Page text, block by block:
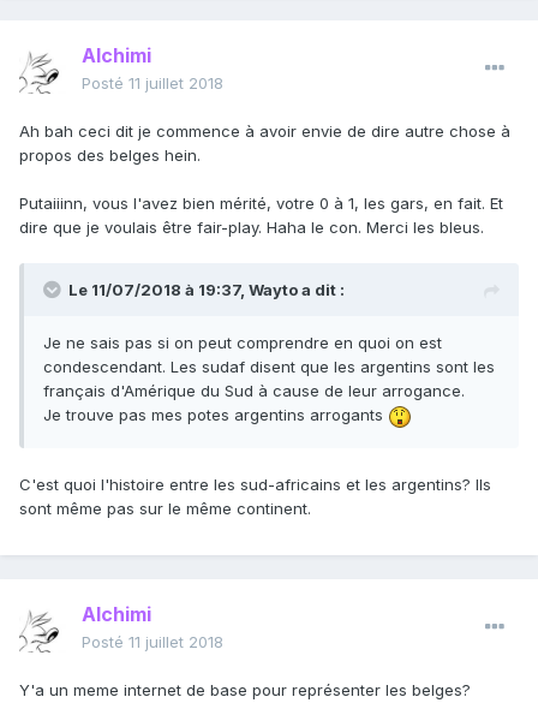
Alchimi
Posté 11 juillet 2018
Ah bah ceci dit je commence à avoir envie de dire autre chose à
propos des belges hein.
Putaiiinn, vous l'avez bien mérité, votre 0 à 1, les gars, en fait. Et
dire que je voulais être fair-play. Haha le con. Merci les bleus.
Le 11/07/2018 à 19:37, Waytoa dit :
Je ne sais pas si on peut comprendre en quoi on est
condescendant. Les sudaf disent que les argentins sont les
français d'Amérique du Sud à cause de leur arrogance.
Je trouve pas mes potes argentins arrogants
C'est quoi l'histoire entre les sud-africains et les argentins? Ils
sont même pas sur le même continent.
Alchimi
Posté 11 juillet 2018
Y'a un meme internet de base pour représenter les belges?